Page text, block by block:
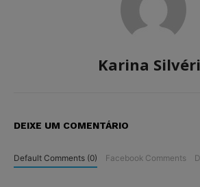
Karina
DEIXE UM COMENTÁRIO
Default Comments (0) Facebook Comments